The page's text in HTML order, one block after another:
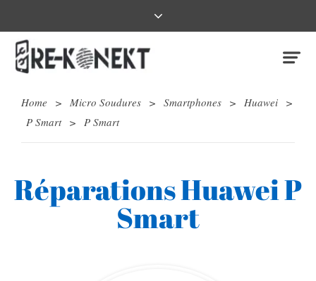
Home > Micro Soudures > Smartphones > Huawei >
P Smart > P Smart
Réparations Huawei P
Smart